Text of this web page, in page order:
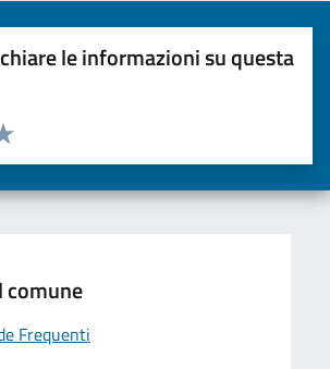
le informazioni su questa
pagina
5 stelle su 5
4 stelle su 5
su 5
su 5
su 5
comune
Frequenti